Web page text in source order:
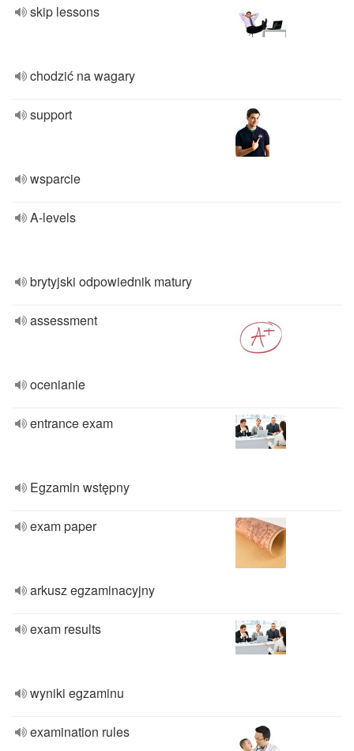
skip lessons
chodzić na wagary
support
wsparcie
A-levels
brytyjski odpowiednik matury
assessment
ocenianie
entrance exam
Egzamin wstępny
exam paper
arkusz egzaminacyjny
exam results
wyniki egzaminu
examination rules